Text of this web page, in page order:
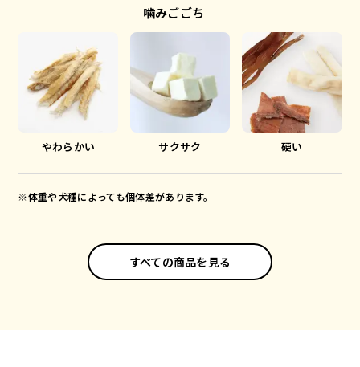
噛みごごち
やわらかい サクサク 硬い
※体重や犬種によっても個体差があります。
すべての商品を見る